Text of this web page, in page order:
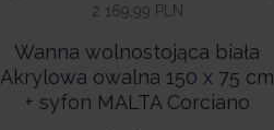
2 169,99 PLN
Wanna wolnostojąca biała
Akrylowa owalna 150 x 75 cm
+ syfon MALTA Corciano